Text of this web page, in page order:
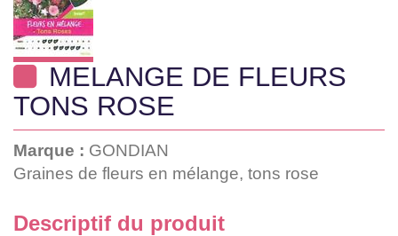
MELANGE DE FLEURS
TONS ROSE
Marque : GONDIAN
Graines de fleurs en mélange, tons rose
Descriptif du produit